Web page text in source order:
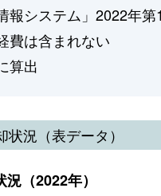
報システム」2022年
費は含まれない
算出
況（表データ）
（2022年）